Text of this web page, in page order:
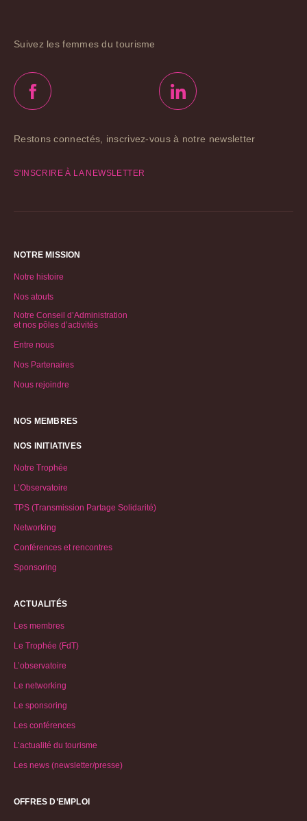
Suivez les femmes du tourisme
Restons connectés, inscrivez-vous à notre newsletter
S'INSCRIRE À LA NEWSLETTER
NOTRE MISSION
Notre histoire
Nos atouts
Notre Conseil d’Administration
et nos pôles d’activités
Entre nous
Nos Partenaires
Nous rejoindre
NOS MEMBRES
NOS INITIATIVES
Notre Trophée
L’Observatoire
TPS (Transmission Partage Solidarité)
Networking
Conférences et rencontres
Sponsoring
ACTUALITÉS
Les membres
Le Trophée (FdT)
L’observatoire
Le networking
Le sponsoring
Les conférences
L’actualité du tourisme
Les news (newsletter/presse)
OFFRES D’EMPLOI